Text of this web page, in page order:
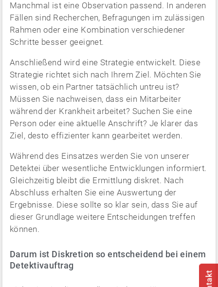
Manchmal ist eine Observation passend. In anderen
Fällen sind Recherchen, Befragungen im zulässigen
Rahmen oder eine Kombination verschiedener
Schritte besser geeignet.
Anschließend wird eine Strategie entwickelt. Diese
Strategie richtet sich nach Ihrem Ziel. Möchten Sie
wissen, ob ein Partner tatsächlich untreu ist?
Müssen Sie nachweisen, dass ein Mitarbeiter
während der Krankheit arbeitet? Suchen Sie eine
Person oder eine aktuelle Anschrift? Je klarer das
Ziel, desto effizienter kann gearbeitet werden.
Während des Einsatzes werden Sie von unserer
Detektei über wesentliche Entwicklungen informiert.
Gleichzeitig bleibt die Ermittlung diskret. Nach
Abschluss erhalten Sie eine Auswertung der
Ergebnisse. Diese sollte so klar sein, dass Sie auf
dieser Grundlage weitere Entscheidungen treffen
können.
Darum ist Diskretion so entscheidend bei einem
Detektivauftrag